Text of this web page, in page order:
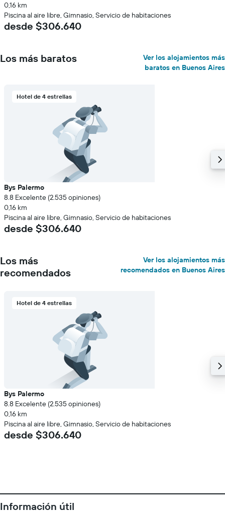
0,16 km
Piscina al aire libre, Gimnasio, Servicio de habitaciones
desde $306.640
Los más baratos
Ver los alojamientos más
baratos en Buenos Aires
Hotel de 4 estrellas
Bys Palermo
8.8 Excelente (2.535 opiniones)
0,16 km
Piscina al aire libre, Gimnasio, Servicio de habitaciones
desde $306.640
Los más
recomendados
Ver los alojamientos más
recomendados en Buenos Aires
Hotel de 4 estrellas
Bys Palermo
8.8 Excelente (2.535 opiniones)
0,16 km
Piscina al aire libre, Gimnasio, Servicio de habitaciones
desde $306.640
Información útil